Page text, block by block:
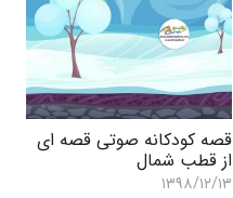
قصه کودکانه صوتی قصه ای
از قطب شمال
۱۳۹۸/۱۲/۱۳